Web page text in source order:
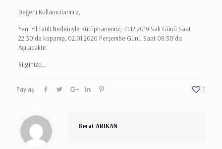
Değerli Kullanıcılarımız,
Yeni Yıl Tatili Nedeniyle Kütüphanemiz; 31.12.2019 Salı Günü Saat
22:30’da kapanıp, 02.01.2020 Perşembe Günü Saat 08:30’da
Açılacaktır.
Bilginize…
Paylaş 5
Berat ARIKAN